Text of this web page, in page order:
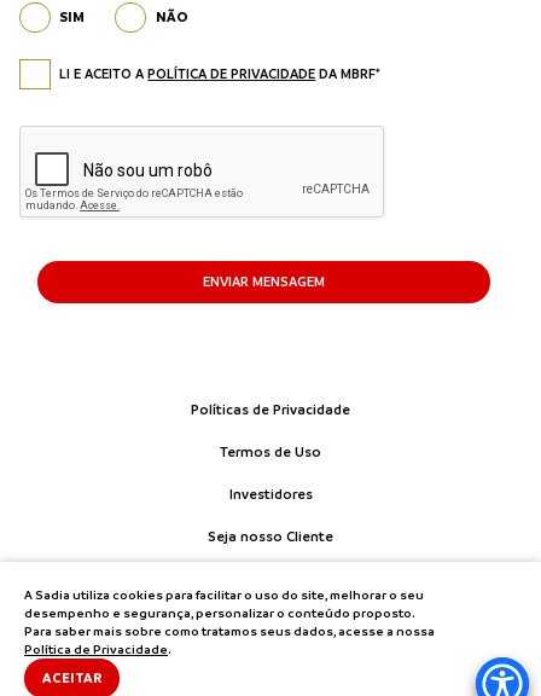
SIM NÃO
LI E ACEITO APOLÍTICA DE PRIVACIDADE DA MBRF*
ENVIAR MENSAGEM
Políticas de Privacidade
Termos de Uso
Investidores
Seja nosso Cliente
A Sadia utiliza cookies para facilitar o uso do site, melhorar o seu
desempenho e segurança, personalizar o conteúdo proposto.
Para saber mais sobre como tratamos seus dados, acesse a nossa
Política de Privacidade.
ACEITAR